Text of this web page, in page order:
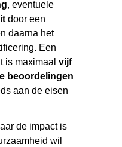
, eventuele
door een
daarna het
Een
is maximaal vijf
beoordelingen
aan de eisen
de impact is
wil